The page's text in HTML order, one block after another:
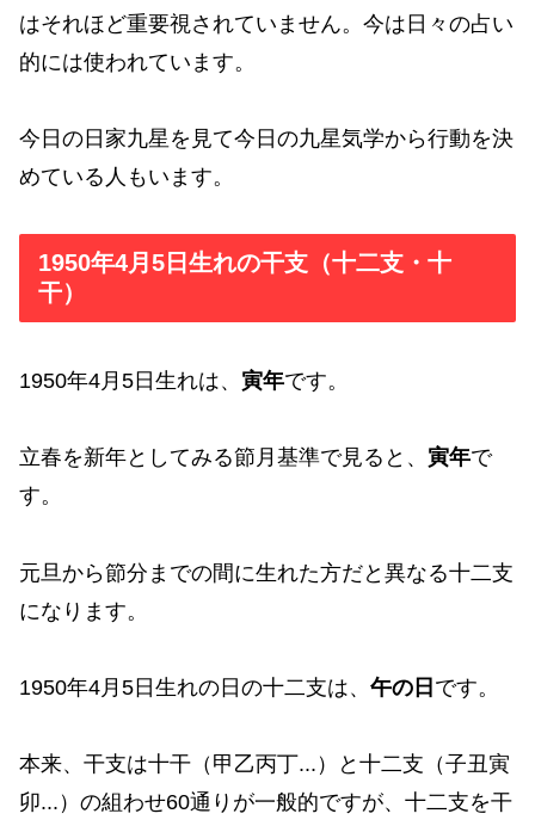
はそれほど重要視されていません。今は日々の占い
的には使われています。
今日の日家九星を見て今日の九星気学から行動を決
めている人もいます。
1950年4月5日生れの干支（十二支・十
干）
1950年4月5日生れは、 寅年です。
立春を新年としてみる節月基準で見ると、 寅年で
す。
元旦から節分までの間に生れた方だと異なる十二支
になります。
1950年4月5日生れの日の十二支は、 午の日 です。
本来、干支は十干（甲乙丙丁...）と十二支（子丑寅
卯...）の組わせ60通りが一般的ですが、十二支を干